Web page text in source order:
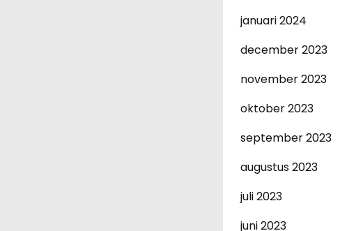
januari 2024
december 2023
november 2023
oktober 2023
september 2023
augustus 2023
juli 2023
juni 2023